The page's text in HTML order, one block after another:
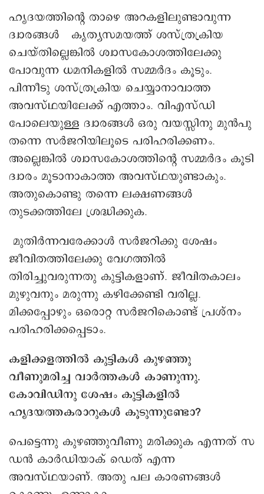
ഹൃദയത്തിന്റെ താഴെ അറകളിലുണ്ടാവുന്ന
ദ്വാരങ്ങൾ കൃത്യസമയത്ത് ശസ്ത്രക്രിയ
ചെയ്തില്ലെങ്കിൽ ശ്വാസകോശത്തിലേക്കു
പോവുന്ന ധമനികളിൽ സമ്മർദം കൂടും.
പിന്നീടു ശസ്ത്രക്രിയ ചെയ്യാനാവാത്ത
അവസ്ഥയിലേക്ക് എത്താം. വിഎസ്‌ഡി
പോലെയുള്ള ദ്വാരങ്ങൾ ഒരു വയസ്സിനു മുൻപു
തന്നെ സർജറിയിലൂടെ പരിഹരിക്കണം.
അല്ലെങ്കിൽ ശ്വാസകോശത്തിന്റെ സമ്മർദം കൂടി
ദ്വാരം മൂടാനാകാത്ത അവസ്ഥയുണ്ടാകും.
അതുകൊണ്ടു തന്നെ ലക്ഷണങ്ങള്‍
തുടക്കത്തിലേ ശ്രദ്ധിക്കുക.
മുതിർന്നവരേക്കാൾ സർജറിക്കു ശേഷം
ജീവിതത്തിലേക്കു വേഗത്തിൽ
തിരിച്ചുവരുന്നതു കുട്ടികളാണ്. ജീവിതകാലം
മുഴുവനും മരുന്നു കഴിക്കേണ്ടി വരില്ല.
മിക്കപ്പോഴും ഒരൊറ്റ സർജറികൊണ്ട് പ്രശ്നം
പരിഹരിക്കപ്പെടാം.
കളിക്കളത്തിൽ കുട്ടികൾ കുഴഞ്ഞു
വീണുമരിച്ച വാർത്തകൾ കാണുന്നു.
കോവിഡിനു ശേഷം കുട്ടികളിൽ
ഹൃദയത്തകരാറുകൾ കൂടുന്നുണ്ടോ?
പെട്ടെന്നു കുഴഞ്ഞുവീണു മരിക്കുക എന്നത് സ
ഡൻ കാർഡിയാക് ഡെത് എന്ന
അവസ്ഥയാണ്. അതു പല കാരണങ്ങൾ